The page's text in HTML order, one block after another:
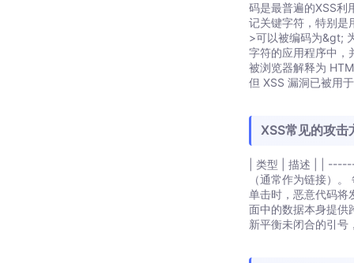
码是最普遍的XSS利
记关键字符，特别是
>可以被编码为&gt;
字符的应用程序中，
被浏览器解释为
但 XSS 漏洞已被用
XSS常见的攻击
| 类型 | 描述 | |
（通常作为链接）
单击时，恶意代码将
面中的数据本身提供
新平衡未闭合的引号